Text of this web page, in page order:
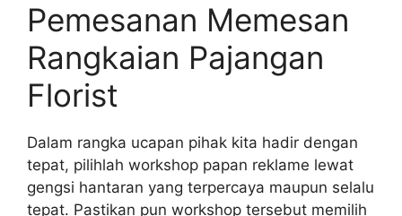
Pemesanan Memesan
Rangkaian Pajangan
Florist
Dalam rangka ucapan pihak kita hadir dengan
tepat, pilihlah workshop papan reklame lewat
gengsi hantaran yang terpercaya maupun selalu
tepat. Pastikan pun workshop tersebut memilih